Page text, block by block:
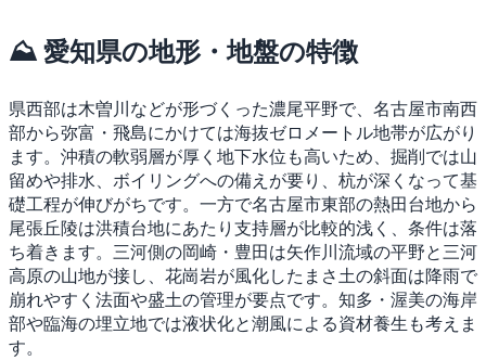
⛰ 愛知県の地形・地盤の特徴
県西部は木曽川などが形づくった濃尾平野で、名古屋市南西
部から弥富・飛島にかけては海抜ゼロメートル地帯が広がり
ます。沖積の軟弱層が厚く地下水位も高いため、掘削では山
留めや排水、ボイリングへの備えが要り、杭が深くなって基
礎工程が伸びがちです。一方で名古屋市東部の熱田台地から
尾張丘陵は洪積台地にあたり支持層が比較的浅く、条件は落
ち着きます。三河側の岡崎・豊田は矢作川流域の平野と三河
高原の山地が接し、花崗岩が風化したまさ土の斜面は降雨で
崩れやすく法面や盛土の管理が要点です。知多・渥美の海岸
部や臨海の埋立地では液状化と潮風による資材養生も考えま
す。